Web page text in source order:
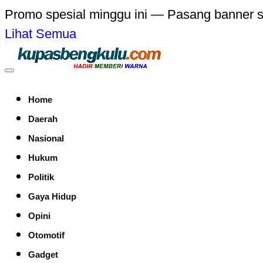
Promo spesial minggu ini — Pasang banner
Lihat Semua
Home
Daerah
Nasional
Hukum
Politik
Gaya Hidup
Opini
Otomotif
Gadget